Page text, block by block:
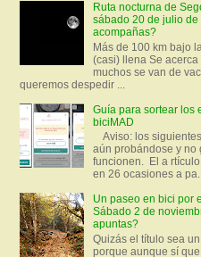
Ruta nocturna de
sábado 20 de julio de
acompañas?
Más de 100 km bajo
(casi) llena Se acerca
muchos se van de
queremos despedir ...
Guía para sortear los
biciMAD
Aviso: los
aún probándose y no
funcionen. El a
en 26 ocasiones a
Un paseo en bici por
Sábado 2 de
apuntas?
Quizás el título sea
porque aunque sí